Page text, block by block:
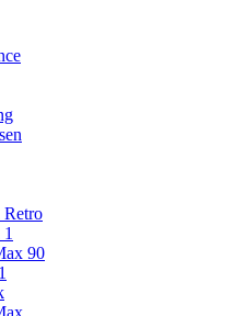
Retro
90